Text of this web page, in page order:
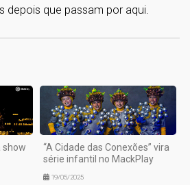
depois que passam por aqui.
1
show
“A Cidade das Conexões” vira
série infantil no MackPlay
19/05/2025